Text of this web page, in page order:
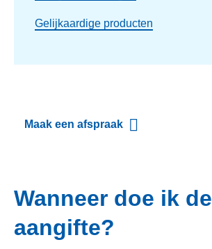
Gelijkaardige producten
Maak een afspraak
Wanneer doe ik de
aangifte?